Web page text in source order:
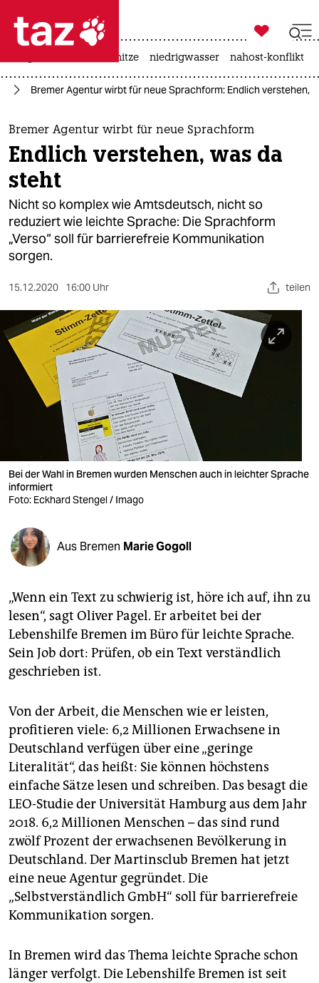
 taz zahl ich
taz zahl ich
themen
politik
öko
gesellschaft
kultur
sport
berlin
nord
wahrheit
veranstaltungen
shop
fragen & hilfe
unterstützen
genossenschaft
epaper login

taz zahl ich
hitze niedrigwasser nahost-konflikt
Bremer Agentur wirbt für neue Sprachform: Endlich verstehen,
Bremer Agentur wirbt für neue Sprachform
Endlich verstehen, was da
steht
Nicht so komplex wie Amtsdeutsch, nicht so
reduziert wie leichte Sprache: Die Sprachform
„Verso“ soll für barrierefreie Kommunikation
sorgen.
15.12.2020 16:00 Uhr teilen
Bei der Wahl in Bremen wurden Menschen auch in leichter Sprache
informiert
Foto: Eckhard Stengel / Imago
Aus Bremen Marie Gogoll
„Wenn ein Text zu schwierig ist, höre ich auf, ihn zu
lesen“, sagt Oliver Pagel. Er arbeitet bei der
Lebenshilfe Bremen im Büro für leichte Sprache.
Sein Job dort: Prüfen, ob ein Text verständlich
geschrieben ist.
Von der Arbeit, die Menschen wie er leisten,
profitieren viele: 6,2 Millionen Erwachsene in
Deutschland verfügen über eine „geringe
Literalität“, das heißt: Sie können höchstens
einfache Sätze lesen und schrei­ben. Das besagt die
LEO-Studie der Universität Hamburg aus dem Jahr
2018. 6,2 Millionen Menschen – das sind rund
zwölf Prozent der erwachsenen Bevölkerung in
Deutschland. Der Martinsclub Bremen hat jetzt
eine neue Agentur gegründet. Die
„Selbstverständlich GmbH“ soll für barrierefreie
Kommunikation sorgen.
In Bremen wird das Thema leichte Sprache schon
länger verfolgt. Die Lebenshilfe Bremen ist seit